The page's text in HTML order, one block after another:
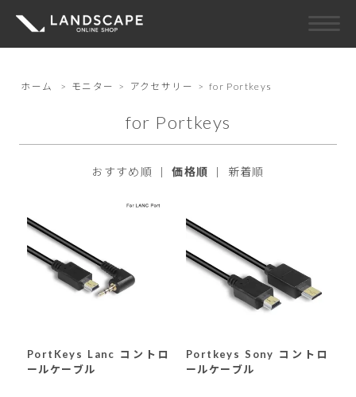
ホーム > モニター > アクセサリー > for Portkeys
for Portkeys
おすすめ順 |価格順 | 新着順
PortKeys Lanc コントロ
ールケーブル
Portkeys Sony コントロ
ールケーブル